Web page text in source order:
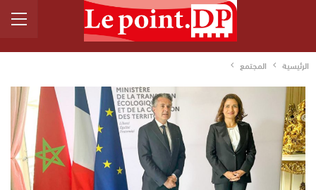
الرئيسية المجتمع